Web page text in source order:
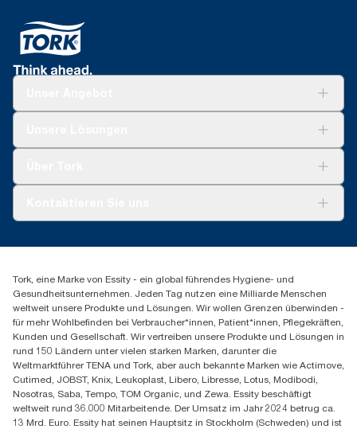
Spenderreklamation
+41 (0)848/810152
Essity Switzerland AG
Parkstraße 1b
6214 Schenkon
Mo-Do 8:00-16:30 | Fr 8:00-15:00
GLN: 7609999000928
Tork, eine Marke von Essity - ein global führendes Hygiene- und
Gesundheitsunternehmen. Jeden Tag nutzen eine Milliarde Menschen
weltweit unsere Produkte und Lösungen. Wir wollen Grenzen überwinden -
für mehr Wohlbefinden bei Verbraucher*innen, Patient*innen, Pflegekräften,
Kunden und Gesellschaft. Wir vertreiben unsere Produkte und Lösungen in
rund 150 Ländern unter vielen starken Marken, darunter die
Weltmarktführer TENA und Tork, aber auch bekannte Marken wie Actimove,
Cutimed, JOBST, Knix, Leukoplast, Libero, Libresse, Lotus, Modibodi,
Nosotras, Saba, Tempo, TOM Organic, und Zewa. Essity beschäftigt
weltweit rund 36.000 Mitarbeitende. Der Umsatz im Jahr 2024 betrug ca.
13 Mrd. Euro. Essity hat seinen Hauptsitz in Stockholm (Schweden) und ist